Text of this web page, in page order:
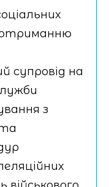
супровід на
з